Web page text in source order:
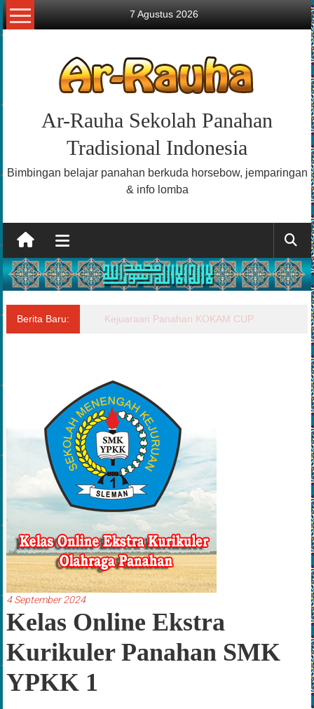
Lompat
ke
konten
7 Agustus 2026
Ar-Rauha Sekolah Panahan
Tradisional Indonesia
Bimbingan belajar panahan berkuda horsebow, jemparingan
& info lomba
Berita Baru: Al-Fatah Laga Championship Menzil
4 September 2024
Kelas Online Ekstra
Kurikuler Panahan SMK
YPKK 1